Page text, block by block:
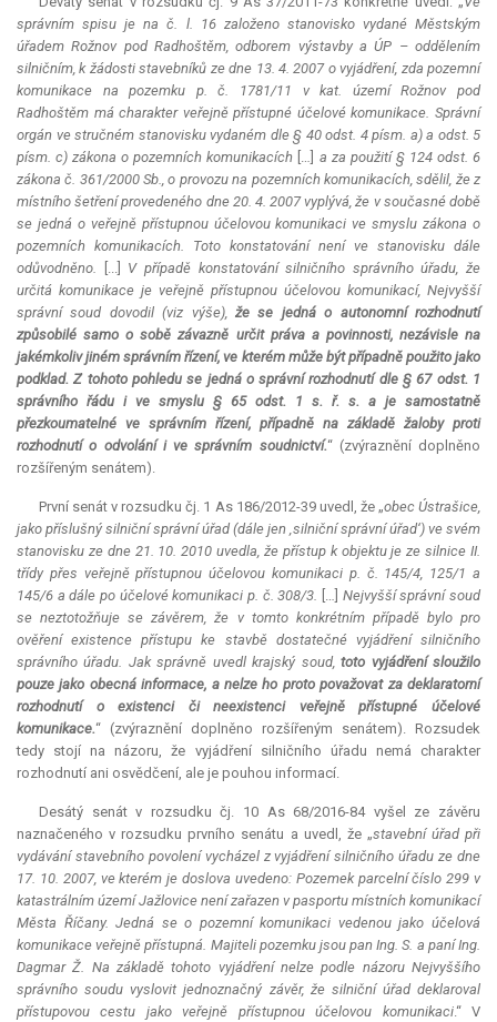
správním spisu je na č. l. 16 založeno stanovisko vydané Městským
úřadem Rožnov pod Radhoštěm, odborem výstavby a ÚP – oddělením
silničním, k žádosti stavebníků ze dne 13. 4. 2007 o vyjádření, zda pozemní
komunikace na pozemku p. č. 1781/11 v kat. území Rožnov pod
Radhoštěm má charakter veřejně přístupné účelové komunikace. Správní
orgán ve stručném stanovisku vydaném dle § 40 odst. 4 písm. a) a odst. 5
písm. c) zákona o pozemních komunikacích […] a za použití § 124 odst. 6
zákona č. 361/2000 Sb., o provozu na pozemních komunikacích, sdělil, že z
místního šetření provedeného dne 20. 4. 2007 vyplývá, že v současné době
se jedná o veřejně přístupnou účelovou komunikaci ve smyslu zákona o
pozemních komunikacích. Toto konstatování není ve stanovisku dále
odůvodněno.
[...] V případě konstatování silničního správního úřadu, že
určitá komunikace je veřejně přístupnou účelovou komunikací, Nejvyšší
správní soud dovodil (viz výše), že se jedná o autonomní rozhodnutí
způsobilé samo o sobě závazně určit práva a povinnosti, nezávisle na
jakémkoliv jiném správním řízení, ve kterém může být případně použito jako
podklad. Z tohoto pohledu se jedná o správní rozhodnutí dle § 67 odst. 1
správního řádu i ve smyslu § 65 odst. 1 s. ř. s. a je samostatně
přezkoumatelné ve správním řízení, případně na základě žaloby proti
rozhodnutí o odvolání i ve správním soudnictví.“ (zvýraznění doplněno
rozšířeným senátem).
První senát v rozsudku čj. 1 As 186/2012-39 uvedl, že „obec Ústrašice,
jako příslušný silniční správní úřad (dále jen ‚silniční správní úřad‘) ve svém
stanovisku ze dne 21. 10. 2010 uvedla, že přístup k objektu je ze silnice II.
třídy přes veřejně přístupnou účelovou komunikaci p. č. 145/4, 125/1 a
145/6 a dále po účelové komunikaci p. č. 308/3. […] Nejvyšší správní soud
se neztotožňuje se závěrem, že v tomto konkrétním případě bylo pro
ověření existence přístupu ke stavbě dostatečné vyjádření silničního
správního úřadu. Jak správně uvedl krajský soud,toto vyjádření sloužilo
pouze jako obecná informace, a nelze ho proto považovat za deklaratorní
rozhodnutí o existenci či neexistenci veřejně přístupné účelové
komunikace.“ (zvýraznění doplněno rozšířeným senátem). Rozsudek
tedy stojí na názoru, že vyjádření silničního úřadu nemá charakter
rozhodnutí ani osvědčení, ale je pouhou informací.
Desátý senát v rozsudku čj. 10 As 68/2016-84 vyšel ze závěru
naznačeného v rozsudku prvního senátu a uvedl, že „stavební úřad při
vydávání stavebního povolení vycházel z vyjádření silničního úřadu ze dne
17. 10. 2007, ve kterém je doslova uvedeno: Pozemek parcelní číslo 299 v
katastrálním území Jažlovice není zařazen v pasportu místních komunikací
Města Říčany. Jedná se o pozemní komunikaci vedenou jako účelová
komunikace veřejně přístupná. Majiteli pozemku jsou pan Ing. S. a paní Ing.
Dagmar Ž. Na základě tohoto vyjádření nelze podle názoru Nejvyššího
správního soudu vyslovit jednoznačný závěr, že silniční úřad deklaroval
přístupovou cestu jako veřejně přístupnou účelovou komunikaci.“ V